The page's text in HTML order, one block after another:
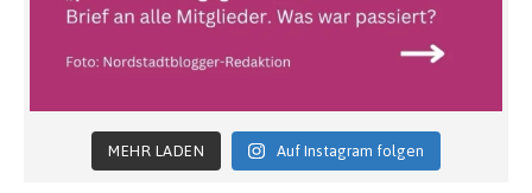
MEHR LADEN Auf Instagram folgen